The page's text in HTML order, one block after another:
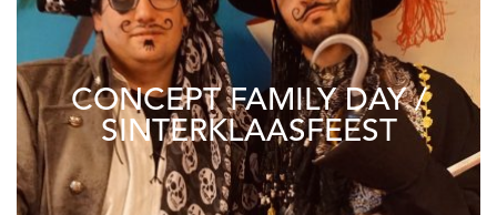
CONCEPT FAMILY DAY /
SINTERKLAASFEEST